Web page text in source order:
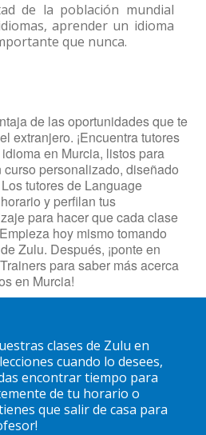
de la población mundial
aprender un idioma
que nunca.
de las oportunidades que te
extranjero. ¡Encuentra tutores
en Murcia, listos para
personalizado, diseñado
tutores de Language
y perfilan tus
para hacer que cada clase
hoy mismo tomando
Zulu. Después, ¡ponte en
para saber más acerca
en Murcia!
clases de Zulu en
cuando lo desees,
encontrar tiempo para
de tu horario o
que salir de casa para